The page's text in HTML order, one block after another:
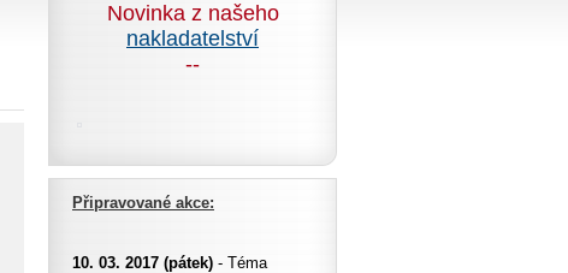
Novinka z našeho
nakladatelství
--
Připravované akce:
10. 03. 2017 (pátek) - Téma